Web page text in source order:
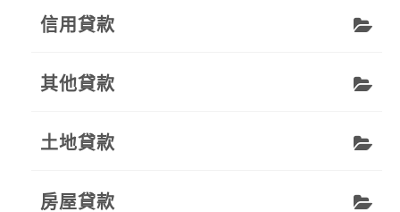
信用貸款
其他貸款
土地貸款
房屋貸款